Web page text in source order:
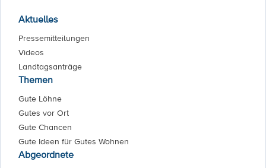
Aktuelles
Pressemitteilungen
Videos
Landtagsanträge
Themen
Gute Löhne
Gutes vor Ort
Gute Chancen
Gute Ideen für Gutes Wohnen
Abgeordnete